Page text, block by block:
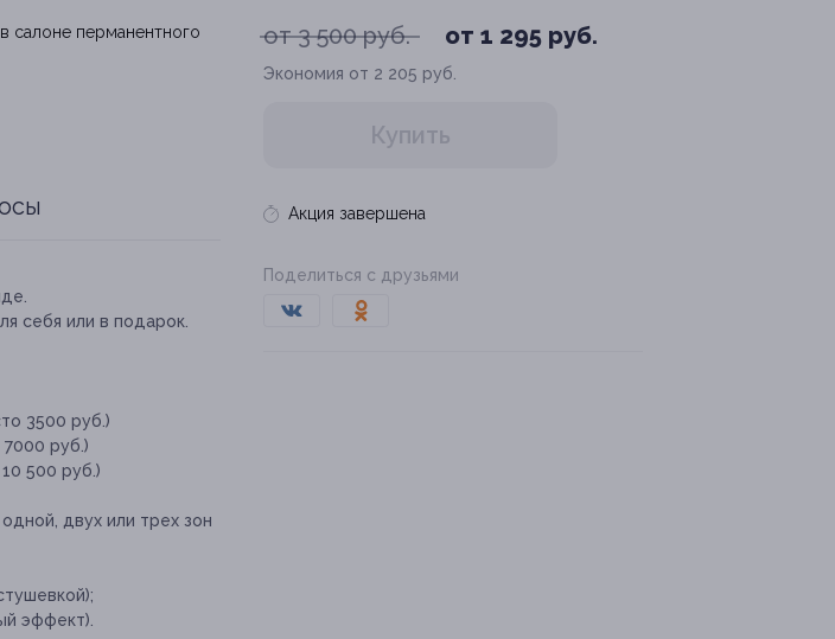
от 3 500 руб. от 1 295 руб.
Экономия от 2 205 руб.
Купить
Акция завершена
Поделиться с друзьями
себя или в подарок.
3500 руб.)
руб.)
500 руб.)
двух или трех зон
эффект).